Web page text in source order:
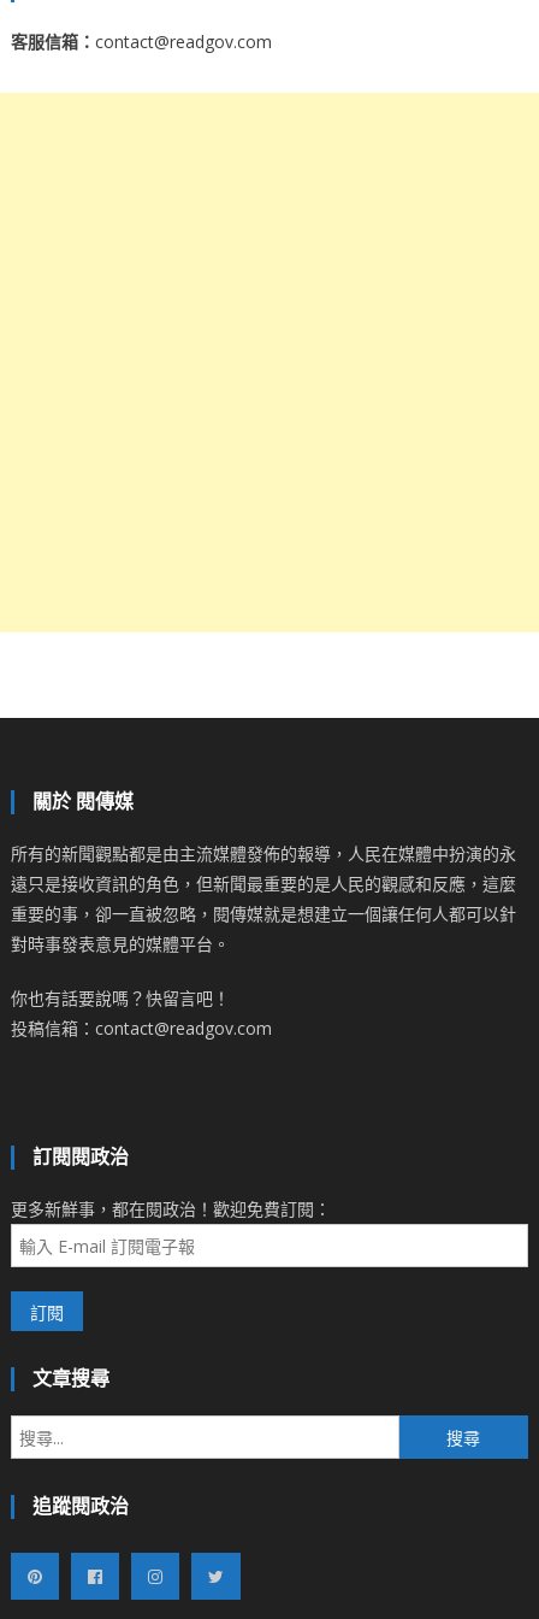
客服信箱： contact@readgov.com
關於 閱傳媒
所有的新聞觀點都是由主流媒體發佈的報導，人民在媒體中扮演的永
遠只是接收資訊的角色，但新聞最重要的是人民的觀感和反應，這麼
重要的事，卻一直被忽略，閱傳媒就是想建立一個讓任何人都可以針
對時事發表意見的媒體平台。
你也有話要說嗎？快留言吧！
投稿信箱：contact@readgov.com
訂閱閱政治
更多新鮮事，都在閱政治！歡迎免費訂閱：
文章搜尋
尋
追蹤閱政治